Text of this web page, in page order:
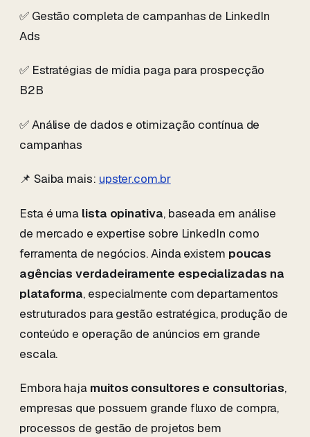
✅ Gestão completa de campanhas de LinkedIn
Ads
✅ Estratégias de mídia paga para prospecção
B2B
✅ Análise de dados e otimização contínua de
campanhas
📌 Saiba mais: upster.com.br
Esta é uma lista opinativa, baseada em análise
de mercado e expertise sobre LinkedIn como
ferramenta de negócios. Ainda existem poucas
agências verdadeiramente especializadas na
plataforma, especialmente com departamentos
estruturados para gestão estratégica, produção de
conteúdo e operação de anúncios em grande
escala.
Embora haja muitos consultores e consultorias,
empresas que possuem grande fluxo de compra,
processos de gestão de projetos bem